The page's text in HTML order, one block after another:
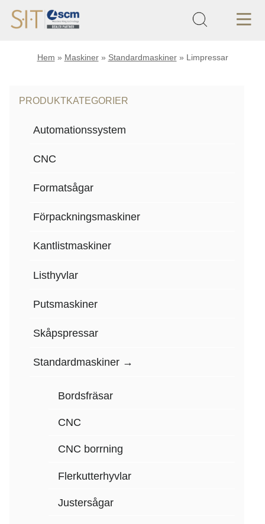
Hem » Maskiner» Standardmaskiner» Limpressar
PRODUKTKATEGORIER
Automationssystem
CNC
Formatsågar
Förpackningsmaskiner
Kantlistmaskiner
Listhyvlar
Putsmaskiner
Skåpspressar
Standardmaskiner
Bordsfräsar
CNC
CNC borrning
Flerkutterhyvlar
Justersågar